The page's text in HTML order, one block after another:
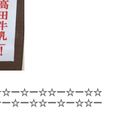
ー☆ー☆☆ー☆ー☆☆
☆ー☆☆ー☆ー☆☆ー